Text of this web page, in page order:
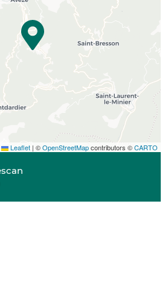
Leaflet | ©OpenStreetMapcontributors ©CARTO